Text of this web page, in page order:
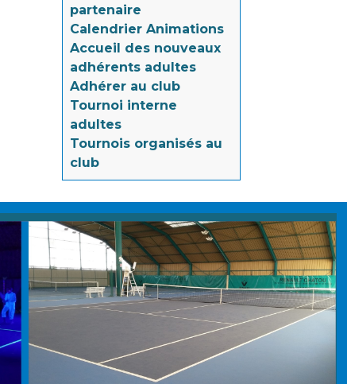
partenaire
Calendrier Animations
Accueil des nouveaux
adhérents adultes
Adhérer au club
Tournoi interne
adultes
Tournois organisés au
club